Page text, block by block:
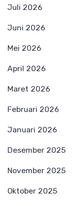
Juli 2026
Juni 2026
Mei 2026
April 2026
Maret 2026
Februari 2026
Januari 2026
Desember 2025
November 2025
Oktober 2025